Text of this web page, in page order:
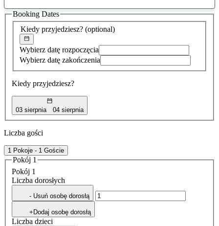
sugestia
została
znaleziona
Kiedy przyjedziesz? (optional)
Wybierz datę rozpoczęcia
Wybierz datę zakończenia
Kiedy przyjedziesz?
03 sierpnia 04 sierpnia
Booking Dates
Liczba gości
1 Pokoje - 1 Goście
Pokój 1
Pokój 1
Liczba dorosłych
- Usuń osobę dorosłą
+Dodaj osobę dorosłą
Liczba dzieci